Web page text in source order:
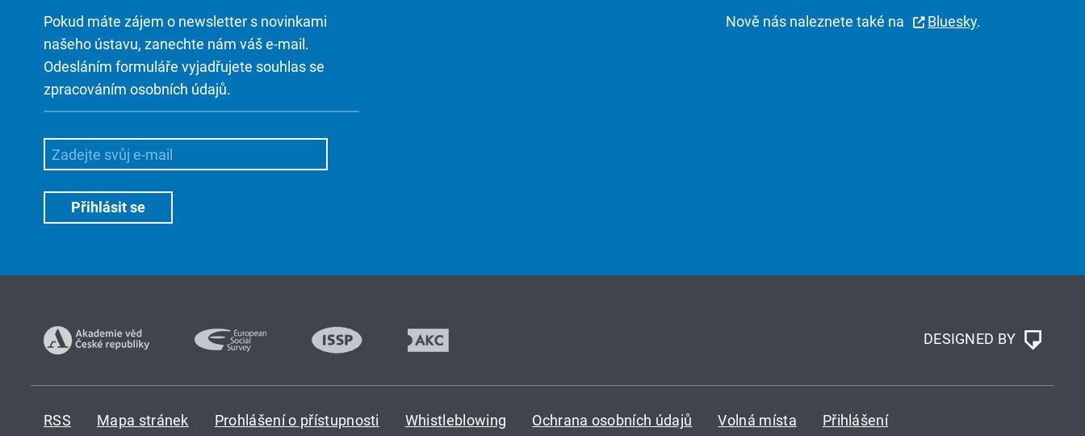
Pokud máte zájem o newsletter s novinkami
našeho ústavu, zanechte nám váš e-mail.
Odesláním formuláře vyjadřujete souhlas se
zpracováním osobních údajů.
Nově nás naleznete také na Bluesky.
DESIGNED BY
RSS Mapa stránek Prohlášení o přístupnosti Whistleblowing Ochrana osobních údajů Volná místa Přihlášení